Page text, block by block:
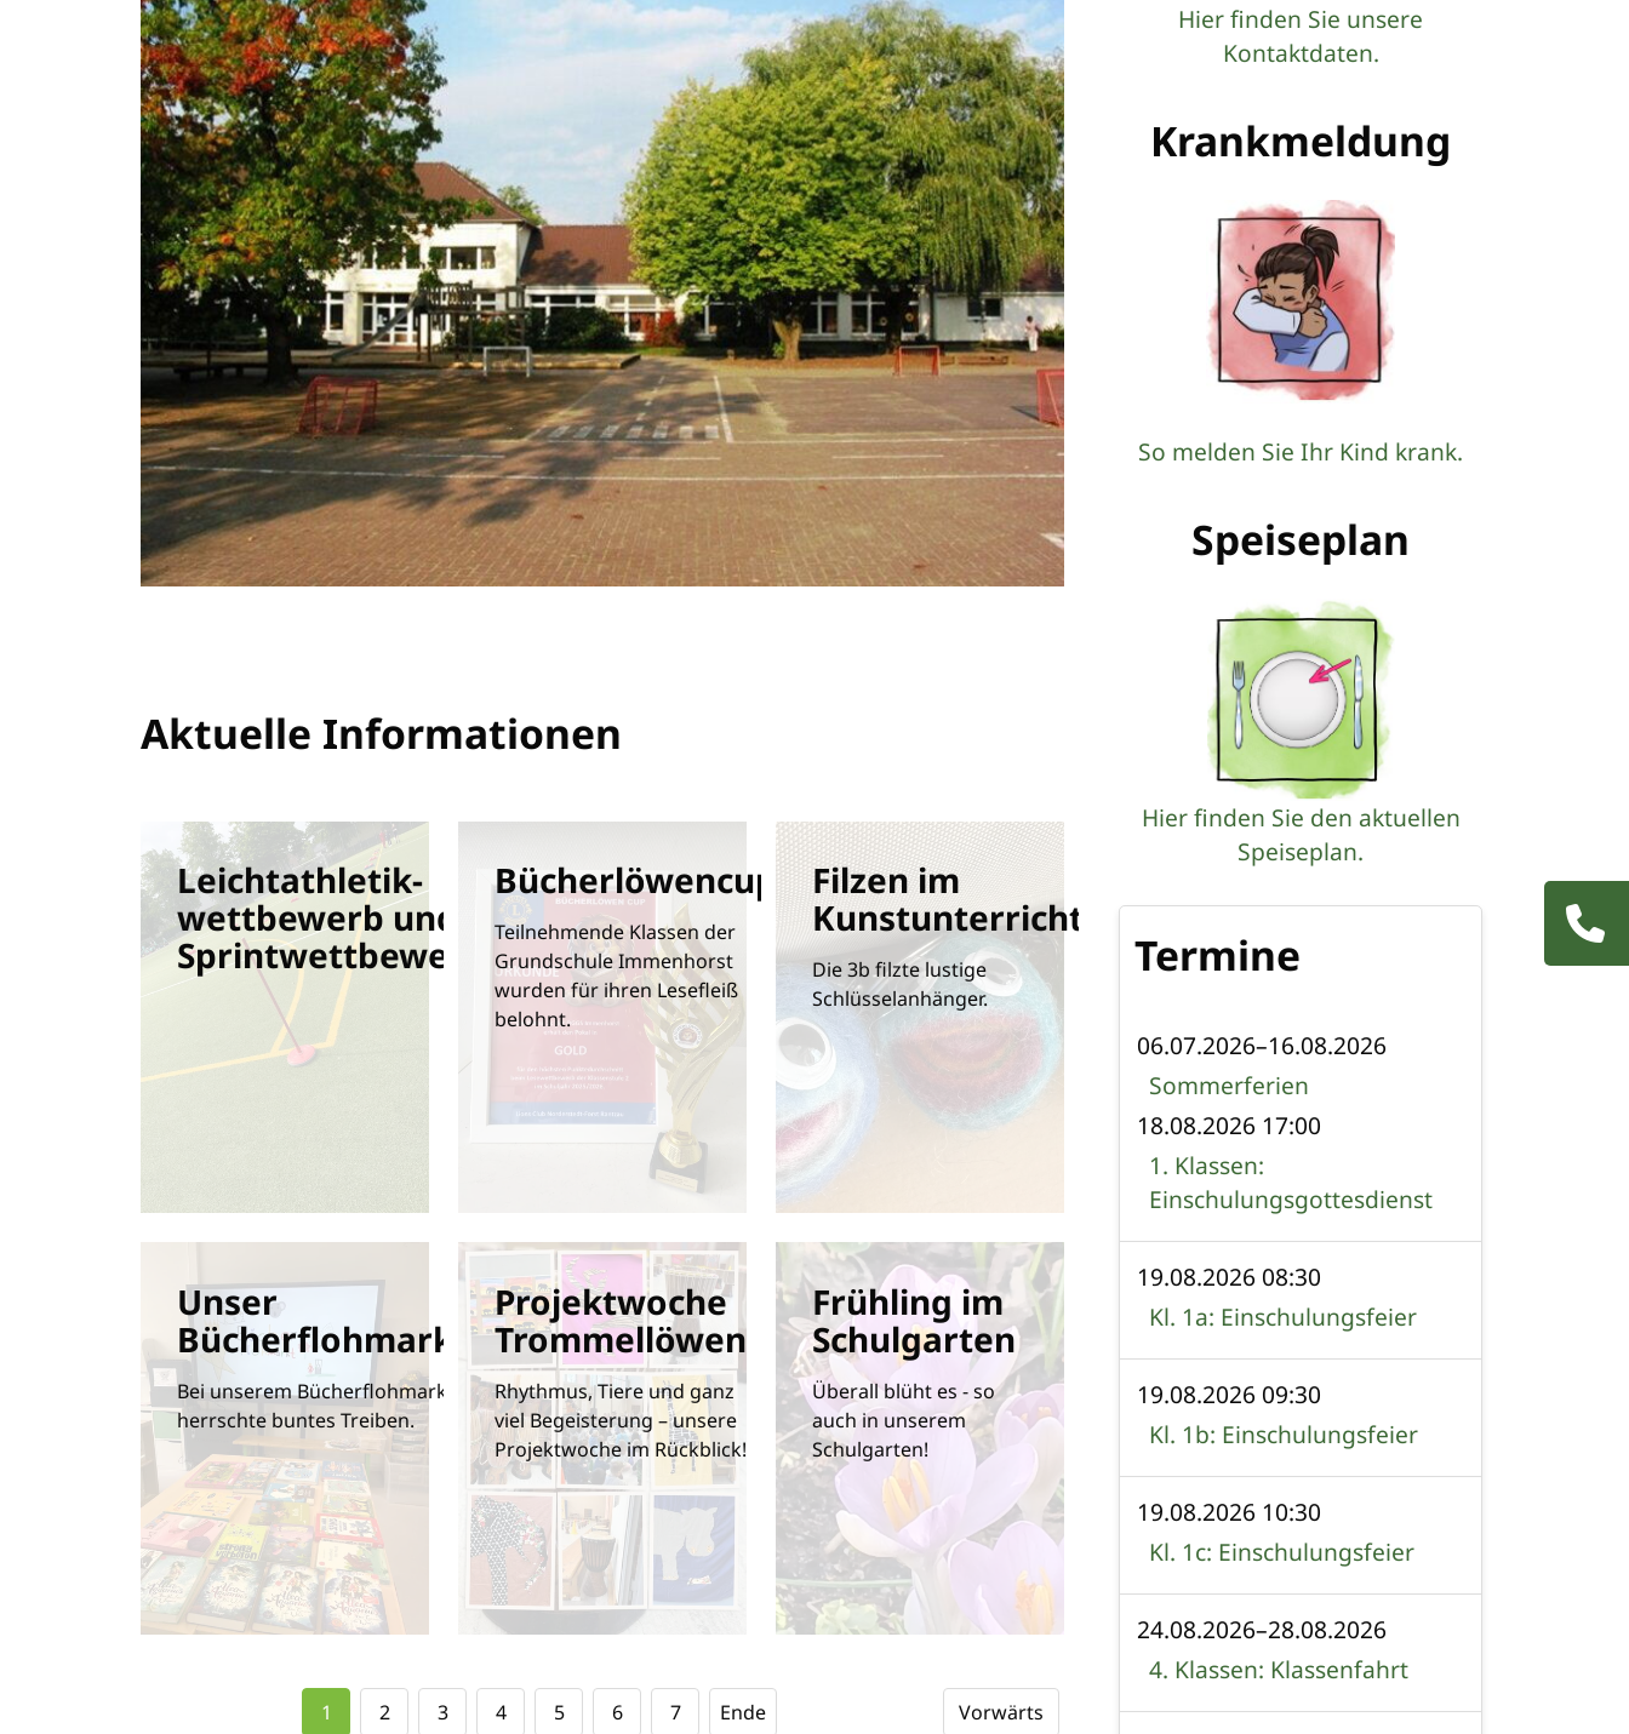
Aktuelle Informationen
Leichtathletik-
wettbewerb und
Sprintwettbewerb
Bücherlöwencup
Teilnehmende Klassen der
Grundschule Immenhorst
wurden für ihren Lesefleiß
belohnt.
Filzen im
Kunstunterricht
Die 3b filzte lustige
Schlüsselanhänger.
Unser
Bücherflohmarkt
Bei unserem Bücherflohmarkt
herrschte buntes Treiben.
Projektwoche
Trommellöwen
Rhythmus, Tiere und ganz
viel Begeisterung – unsere
Projektwoche im Rückblick!
Frühling im
Schulgarten
Überall blüht es - so
auch in unserem
Schulgarten!
Vorwärts
1 2 3 4 5 6 7 Ende
Hier finden Sie unsere
Kontaktdaten.
Krankmeldung
So melden Sie Ihr Kind krank.
Speiseplan
Hier finden Sie den aktuellen
Speiseplan.
Termine
06.07.2026–16.08.2026
Sommerferien
18.08.2026 17:00
1. Klassen:
Einschulungsgottesdienst
19.08.2026 08:30
Kl. 1a: Einschulungsfeier
19.08.2026 09:30
Kl. 1b: Einschulungsfeier
19.08.2026 10:30
Kl. 1c: Einschulungsfeier
24.08.2026–28.08.2026
4. Klassen: Klassenfahrt